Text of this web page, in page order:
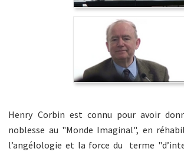
Henry Corbin est connu pour avoir
noblesse au "Monde Imaginal", en
l’angélologie et la force du terme